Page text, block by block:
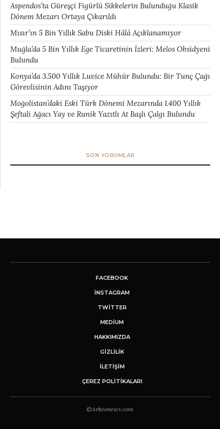
Aspendos’ta Güreşçi Figürlü Sikkelerin Bulunduğu Klasik
Dönem Mezarı Ortaya Çıkarıldı
Mısır’ın 5 Bin Yıllık Sabu Diski Hâlâ Açıklanamıyor
Muğla’da 5 Bin Yıllık Ege Ticaretinin İzleri: Melos Obsidyeni
Bulundu
Konya’da 3.500 Yıllık Luvice Mühür Bulundu: Bir Tunç Çağı
Görevlisinin Adını Taşıyor
Moğolistan’daki Eski Türk Dönemi Mezarında 1.400 Yıllık
Şeftali Ağacı Yay ve Runik Yazıtlı At Başlı Çalgı Bulundu
SON YORUMLAR
FACEBOOK
INSTAGRAM
TWITTER
MEDIUM
HAKKIMIZDA
GİZLİLİK
İLETIŞIM
ÇEREZ POLITIKALARI
©Arkeonews.com